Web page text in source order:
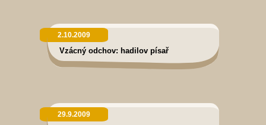
2.10.2009
Vzácný odchov: hadilov písař
29.9.2009